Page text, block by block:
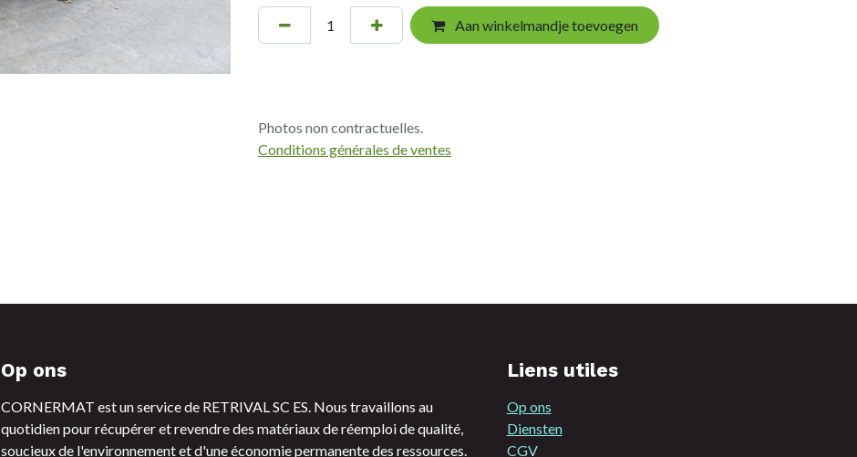
Aan winkelmandje toevoegen
Photos non contractuelles.
Conditions générales de ventes
Op ons
CORNERMAT est un service de RETRIVAL SC ES. Nous travaillons au
quotidien pour récupérer et revendre des matériaux de réemploi de qualité,
soucieux de l'environnement et d'une économie permanente des ressources.
Liens utiles
Op ons
Diensten
CGV